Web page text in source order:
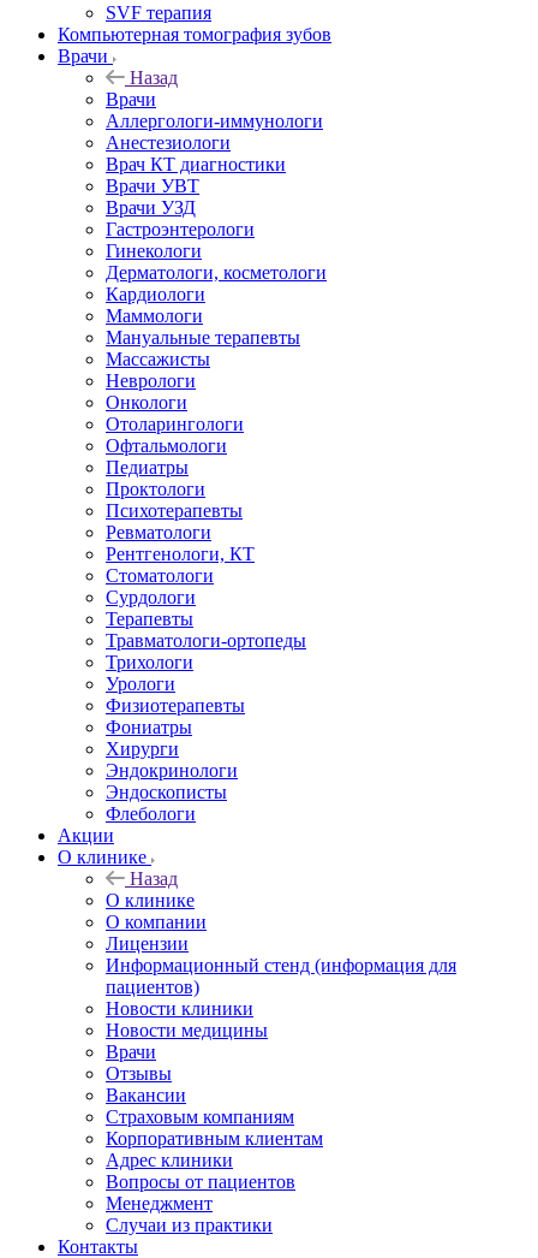
SVF терапия
Компьютерная томография зубов
Врачи
Назад
Врачи
Аллергологи-иммунологи
Анестезиологи
Врач КТ диагностики
Врачи УВТ
Врачи УЗД
Гастроэнтерологи
Гинекологи
Дерматологи, косметологи
Кардиологи
Маммологи
Мануальные терапевты
Массажисты
Неврологи
Онкологи
Отоларингологи
Офтальмологи
Педиатры
Проктологи
Психотерапевты
Ревматологи
Рентгенологи, КТ
Стоматологи
Сурдологи
Терапевты
Травматологи-ортопеды
Трихологи
Урологи
Физиотерапевты
Фониатры
Хирурги
Эндокринологи
Эндоскописты
Флебологи
Акции
О клинике
Назад
О клинике
О компании
Лицензии
Информационный стенд (информация для
пациентов)
Новости клиники
Новости медицины
Врачи
Отзывы
Вакансии
Страховым компаниям
Корпоративным клиентам
Адрес клиники
Вопросы от пациентов
Менеджмент
Случаи из практики
Контакты